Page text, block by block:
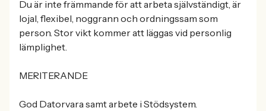
Du är inte främmande för att arbeta självständigt, är
lojal, flexibel, noggrann och ordningssam som
person. Stor vikt kommer att läggas vid personlig
lämplighet.
MERITERANDE
God Datorvara samt arbete i Stödsystem.